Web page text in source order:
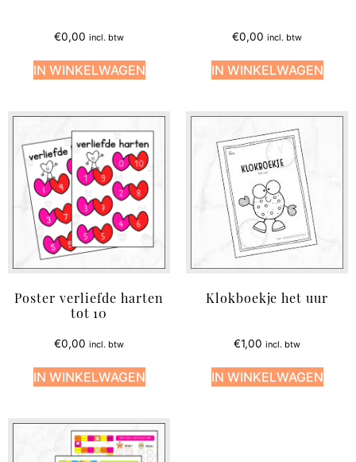
€0,00 incl. btw
IN WINKELWAGEN
€0,00 incl. btw
IN WINKELWAGEN
Poster verliefde harten
tot 10
€0,00 incl. btw
IN WINKELWAGEN
Klokboekje het uur
€1,00 incl. btw
IN WINKELWAGEN